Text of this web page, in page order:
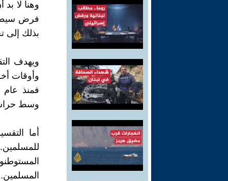
فرض
بذلك إلى
ويهدف
وأوقات
وسط
أما
المسلمين.